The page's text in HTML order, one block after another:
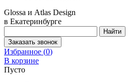
Glossa и Atlas Design
в Екатеринбурге
Избранное (0)
В корзине
Пусто